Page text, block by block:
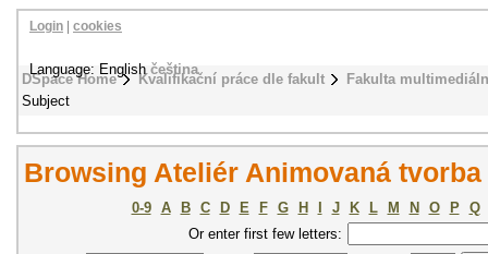
DSpace Home Kvalifikační práce dle fakult
Fakulta
Subject
Login cookies
Language: Englishčeština
Browsing Ateliér Animovaná
0-9 A B C D E F G H J K L M N O P
Q
Or enter first few letters: